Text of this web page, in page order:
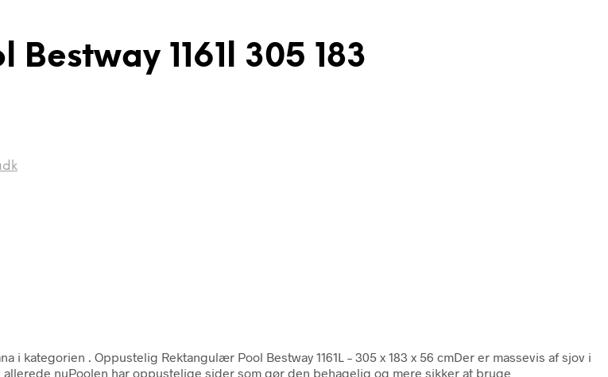
1161l 305 183
i kategorien
. Oppustelig Rektangulær Pool Bestway 1161L – 305 x 183 x 56 cmDer er massevis af sjov i
nuPoolen har oppustelige sider som gør den behagelig og mere sikker at bruge